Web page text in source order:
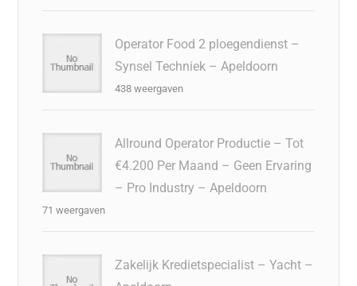
Operator Food 2 ploegendienst –
Synsel Techniek – Apeldoorn
438 weergaven
Allround Operator Productie – Tot
€4.200 Per Maand – Geen Ervaring
– Pro Industry – Apeldoorn
71 weergaven
Zakelijk Kredietspecialist – Yacht –